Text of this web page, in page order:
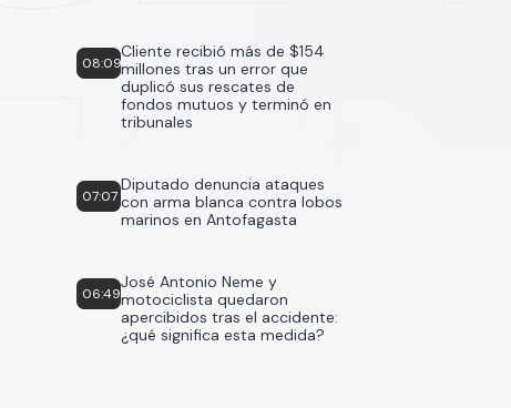
08:09
Cliente recibió más de $154
millones tras un error que
duplicó sus rescates de
fondos mutuos y terminó en
tribunales
07:07
Diputado denuncia ataques
con arma blanca contra lobos
marinos en Antofagasta
06:49
José Antonio Neme y
motociclista quedaron
apercibidos tras el accidente:
¿qué significa esta medida?